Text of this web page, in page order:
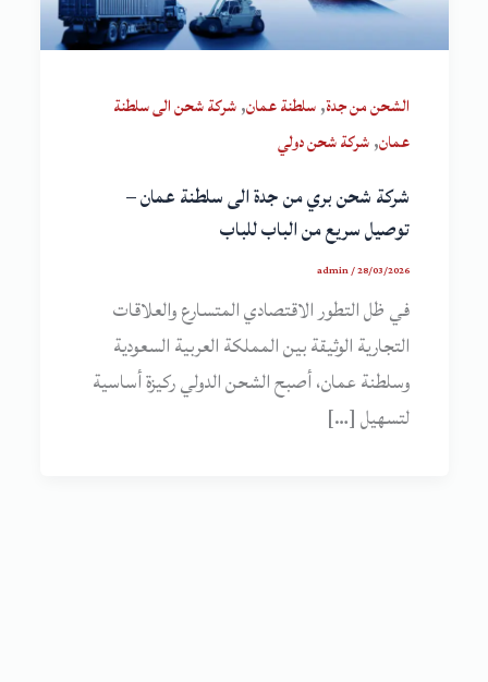
الشحن من جدة,سلطنة عمان,شركة شحن الى سلطنة
عمان,شركة شحن دولي
شركة شحن بري من جدة الى سلطنة عمان –
توصيل سريع من الباب للباب
admin/28/03/2026
في ظل التطور الاقتصادي المتسارع والعلاقات
التجارية الوثيقة بين المملكة العربية السعودية
وسلطنة عمان، أصبح الشحن الدولي ركيزة أساسية
لتسهيل […]